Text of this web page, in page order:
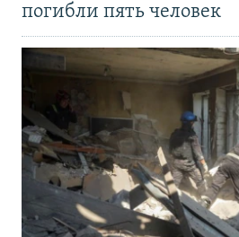
погибли пять человек